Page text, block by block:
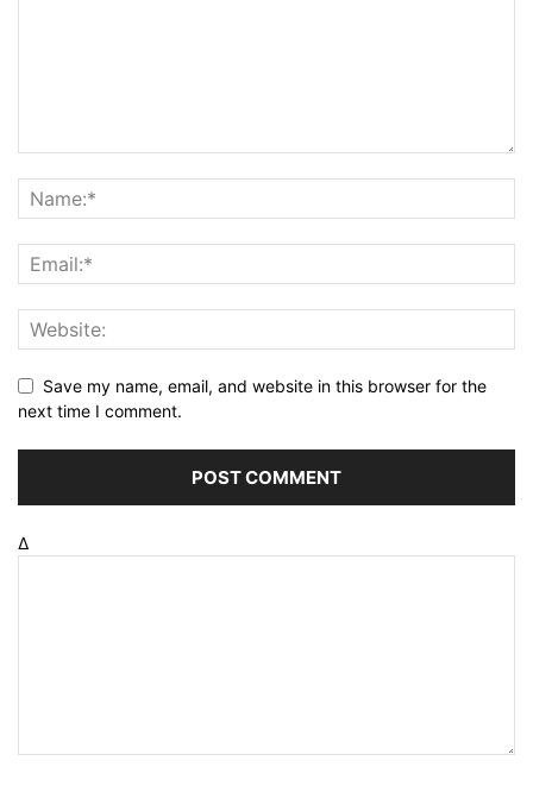
Save my name, email, and website in this browser for the
next time I comment.
Δ